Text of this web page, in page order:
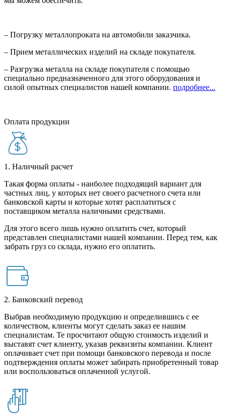
– Погрузку металлопроката на автомобили заказчика.
– Прием металлических изделий на складе покупателя.
– Разгрузка металла на складе покупателя с помощью
специально предназначенного для этого оборудования и
силой опытных специалистов нашей компании. подробнее...
Оплата продукции
1. Наличный расчет
Такая форма оплаты - наиболее подходящий вариант для
частных лиц, у которых нет своего расчетного счета или
банковской карты и которые хотят расплатиться с
поставщиком металла наличными средствами.
Для этого всего лишь нужно оплатить счет, который
представлен специалистами нашей компании. Перед тем, как
забрать груз со склада, нужно его оплатить.
2. Банковский перевод
Выбрав необходимую продукцию и определившись с ее
количеством, клиенты могут сделать заказ ее нашим
специалистам. Те просчитают общую стоимость изделий и
выставят счет клиенту, указав реквизиты компании. Клиент
оплачивает счет при помощи банковского перевода и после
подтверждения оплаты может забирать приобретенный товар
или воспользоваться оплаченной услугой.